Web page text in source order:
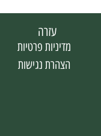
עזרה
מדיניות פרטיות
הצהרת נגישות